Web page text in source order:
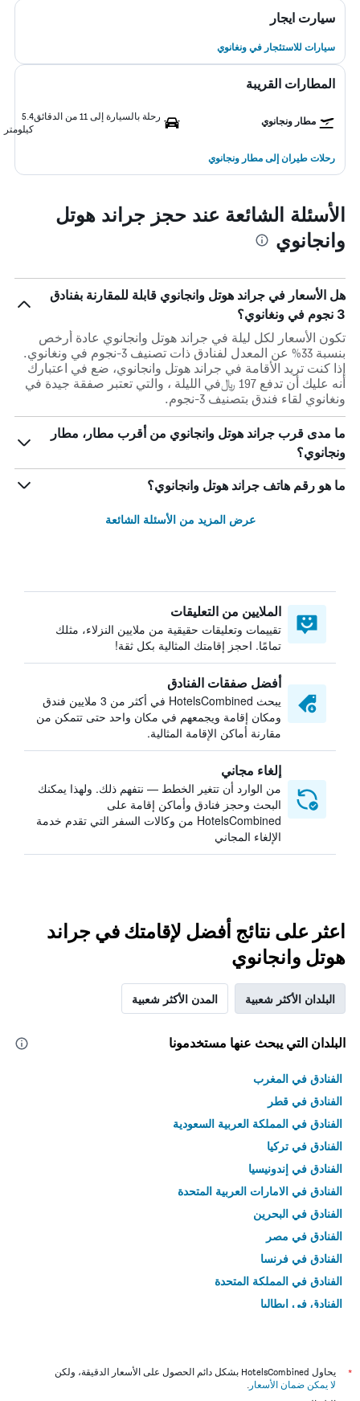
سيارت ايجار
سيارات للاستئجار في ونغانوي
المطارات القريبة
مطار ونجانوي رحلة بالسيارة إلى 11 من الدقائق
5.4
كيلومتر
رحلات طيران إلى مطار ونجانوي
الأسئلة الشائعة عند حجز جراند هوتل
وانجانوي
هل الأسعار في جراند هوتل وانجانوي قابلة للمقارنة بفنادق
3 نجوم في ونغانوي؟
تكون الأسعار لكل ليلة في جراند هوتل وانجانوي عادة أرخص
بنسبة 33% عن المعدل لفنادق ذات تصنيف 3-نجوم في ونغانوي.
إذا كنت تريد الأقامة في جراند هوتل وانجانوي، ضع في اعتبارك
أنه عليك أن تدفع 197 ﷼في الليلة ، والتي تعتبر صفقة جيدة في
ونغانوي لقاء فندق بتصنيف 3-نجوم.
ما مدى قرب جراند هوتل وانجانوي من أقرب مطار، مطار
ونجانوي؟
ما هو رقم هاتف جراند هوتل وانجانوي؟
عرض المزيد من الأسئلة الشائعة
الملايين من التعليقات
تقييمات وتعليقات حقيقية من ملايين النزلاء، مثلك
تمامًا. احجز إقامتك المثالية بكل ثقة!
أفضل صفقات الفنادق
يبحث HotelsCombined في أكثر من 3 ملايين فندق
ومكان إقامة ويجمعهم في مكان واحد حتى تتمكن من
مقارنة أماكن الإقامة المثالية.
إلغاء مجاني
من الوارد أن تتغير الخطط — نتفهم ذلك. ولهذا يمكنك
البحث وحجز فنادق وأماكن إقامة على
HotelsCombined من وكالات السفر التي تقدم خدمة
الإلغاء المجاني
اعثر على نتائج أفضل لإقامتك في جراند
هوتل وانجانوي
البلدان الأكثر شعبية المدن الأكثر شعبية
البلدان التي يبحث عنها مستخدمونا
الفنادق في المغرب
الفنادق في قطر
الفنادق في المملكة العربية السعودية
الفنادق في تركيا
الفنادق في إندونيسيا
الفنادق في الامارات العربية المتحدة
الفنادق في البحرين
الفنادق في مصر
الفنادق في فرنسا
الفنادق في المملكة المتحدة
الفنادق في إيطاليا
*
يحاول HotelsCombined بشكل دائم الحصول على الأسعار الدقيقة، ولكن
لا يمكن ضمان الأسعار .